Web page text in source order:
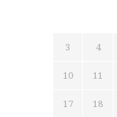
3 4
10 11
17 18